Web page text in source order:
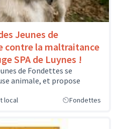
Jeunes de
contre la maltraitance
SPA de Luynes !
de Fondettes se
animale, et propose
local Fondettes